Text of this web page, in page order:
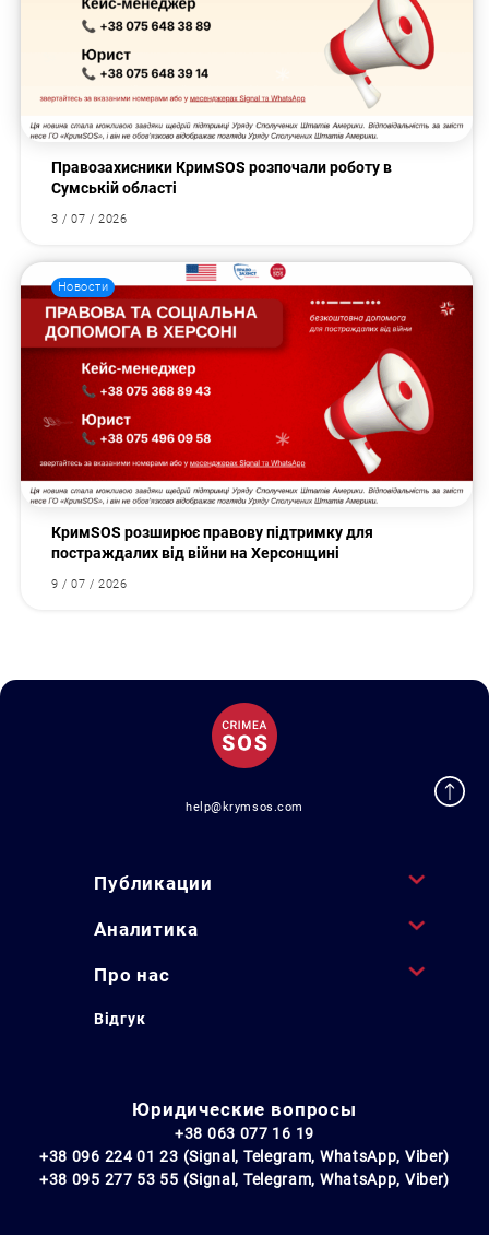
Правозахисники КримSOS розпочали роботу в
Сумській області
3 / 07 / 2026
Новости
КримSOS розширює правову підтримку для
постраждалих від війни на Херсонщині
9 / 07 / 2026
help@krymsos.com
Публикации
Аналитика
Про нас
Відгук
Юридические вопросы
+38 063 077 16 19
+38 096 224 01 23 (Signal, Telegram, WhatsApp, Viber)
+38 095 277 53 55 (Signal, Telegram, WhatsApp, Viber)